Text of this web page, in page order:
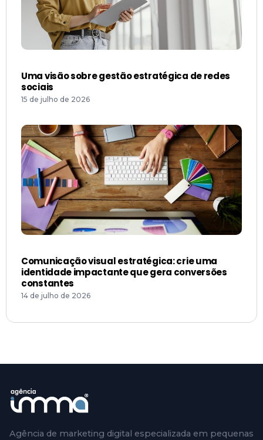
Uma visão sobre gestão estratégica de redes
sociais
15 de julho de 2026
Comunicação visual estratégica: crie uma
identidade impactante que gera conversões
constantes
14 de julho de 2026
Agência de marketing digital especializada em pequenas